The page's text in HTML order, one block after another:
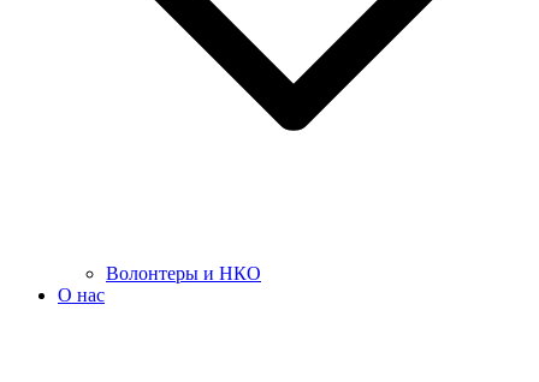
Волонтеры и НКО
О нас